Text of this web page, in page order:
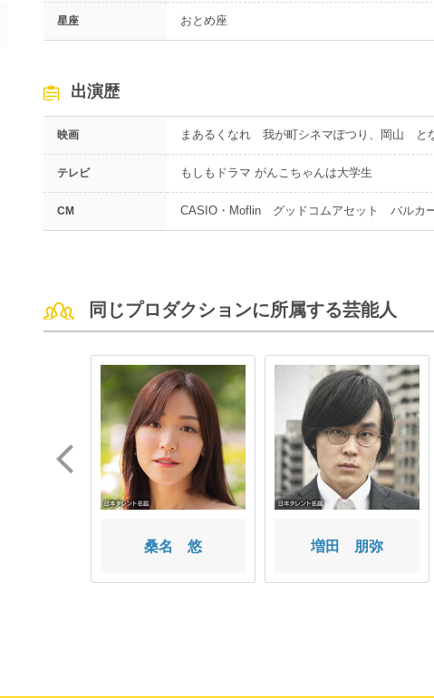
星座 おとめ座
出演歴
映画 まあるくなれ 我が町シネマぽつり、岡山 と
テレビ もしもドラマ がんこちゃんは大学生
CM CASIO・Moflin グッドコムアセット バルカ
同じプロダクションに所属する芸能人
桑名 悠 増田 朋弥